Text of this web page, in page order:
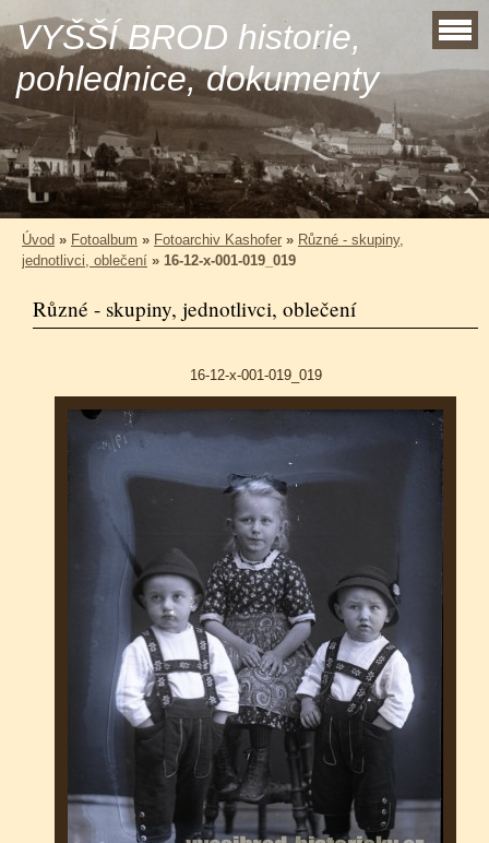
VYŠŠÍ BROD historie,
pohlednice, dokumenty
Úvod » Fotoalbum » Fotoarchiv Kashofer » Různé - skupiny,
jednotlivci, oblečení » 16-12-x-001-019_019
Různé - skupiny, jednotlivci, oblečení
16-12-x-001-019_019